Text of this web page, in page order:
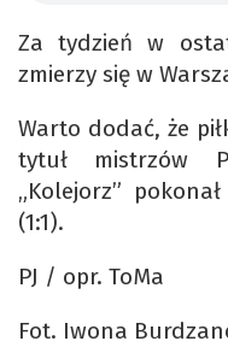
Za tydzień w
zmierzy się w
Warto dodać, że
tytuł mistrzów
„Kolejorz”
(1:1).
PJ / opr. ToMa
Fot. Iwona